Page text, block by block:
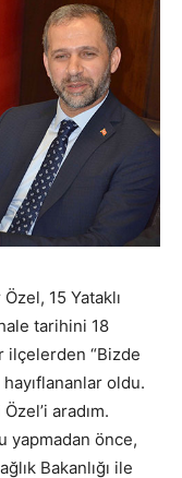
15 Yataklı
tarihini 18
ilçelerden “Bizde
oldu.
aradım.
yapmadan önce,
Bakanlığı ile